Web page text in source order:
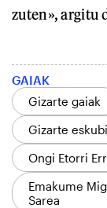
zuten», argitu
GAIAK
Gizarte gaiak
Gizarte
Ongi Etorri
Emakume
Sarea